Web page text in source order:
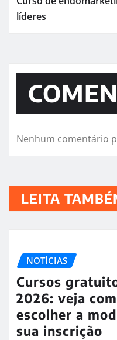
líderes
Nenhum comentário
LEITA
NOTÍCIAS
Cursos
2026: veja
escolher a
sua inscrição